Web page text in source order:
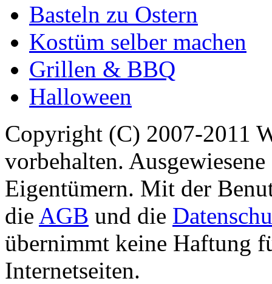
Basteln zu Ostern
Kostüm selber machen
Grillen & BBQ
Halloween
Copyright (C) 2007-2011
vorbehalten.
Eigentümern. Mit der
die AGB und die
übernimmt keine Haftung
Internetseiten.